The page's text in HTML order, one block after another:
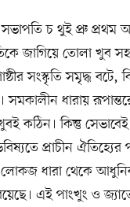
সভাপতি চ থুই প্রু
জাগিয়ে তোলা খুব
সংস্কৃতি সমৃদ্ধ বটে,
ধারায়
কঠিন। কিন্তু
প্রাচীন ঐতিহ্যের
ধারা থেকে
এই পাংখুং ও